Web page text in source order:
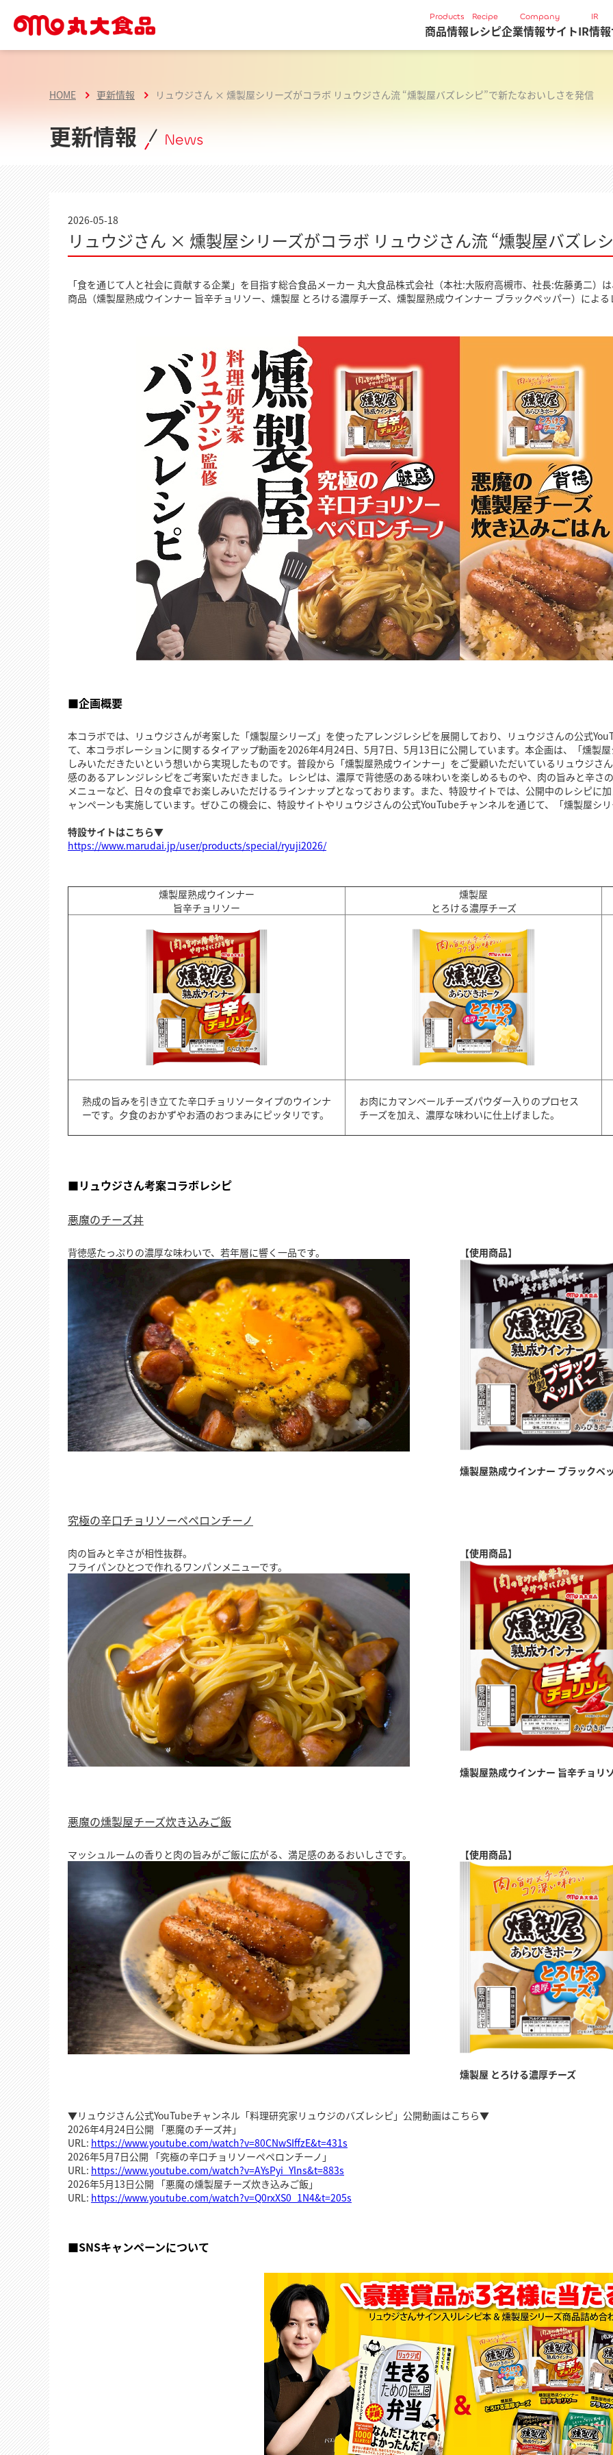
Products
商品情報
Recipe
レシピ
Company
企業情報サイト
IR
IR情報
HOME 更新情報 リュウジさん × 燻製屋シリーズがコラボ リュウジさん流 “燻製屋バズレシピ”で新たなおいしさを発信
更新情報 News
2026-05-18
リュウジさん × 燻製屋シリーズがコラボ リュウジさん流 “燻製屋バズレ
「食を通じて人と社会に貢献する企業」を目指す総合食品メーカー 丸大食品株式会社（本社:大阪府高槻市、社長:佐藤勇二）
商品（燻製屋熟成ウインナー 旨辛チョリソー、燻製屋 とろける濃厚チーズ、燻製屋熟成ウインナー ブラックペッパー）によ
■企画概要
本コラボでは、リュウジさんが考案した「燻製屋シリーズ」を使ったアレンジレシピを展開しており、リュウジさんの公式
て、本コラボレーションに関するタイアップ動画を2026年4月24日、5月7日、5月13日に公開しています。本企画は、「燻製
しみいただきたいという想いから実現したものです。普段から「燻製屋熟成ウインナー」をご愛顧いただいているリュウジさ
感のあるアレンジレシピをご考案いただきました。レシピは、濃厚で背徳感のある味わいを楽しめるものや、肉の旨みと辛さ
メニューなど、日々の食卓でお楽しみいただけるラインナップとなっております。また、特設サイトでは、公開中のレシピに
ャンペーンも実施しています。ぜひこの機会に、特設サイトやリュウジさんの公式YouTubeチャンネルを通じて、「燻製屋シ
特設サイトはこちら▼
https://www.marudai.jp/user/products/special/ryuji2026/
燻製屋熟成ウインナー
旨辛チョリソー
燻製屋
とろける濃厚チーズ
熟成の旨みを引き立てた辛口チョリソータイプのウインナ
ーです。夕食のおかずやお酒のおつまみにピッタリです。
お肉にカマンベールチーズパウダー入りのプロセス
チーズを加え、濃厚な味わいに仕上げました。
■リュウジさん考案コラボレシピ
悪魔のチーズ丼
背徳感たっぷりの濃厚な味わいで、若年層に響く一品です。 【使用商品】
燻製屋熟成ウインナー ブラックペ
究極の辛口チョリソーペペロンチーノ
肉の旨みと辛さが相性抜群。
フライパンひとつで作れるワンパンメニューです。
【使用商品】
燻製屋熟成ウインナー 旨辛チョリ
悪魔の燻製屋チーズ炊き込みご飯
マッシュルームの香りと肉の旨みがご飯に広がる、満足感のあるおいしさです。 【使用商品】
燻製屋 とろける濃厚チーズ
▼リュウジさん公式YouTubeチャンネル「料理研究家リュウジのバズレシピ」公開動画はこちら▼
2026年4月24日公開 「悪魔のチーズ丼」
URL: https://www.youtube.com/watch?v=80CNwSIffzE&t=431s
2026年5月7日公開 「究極の辛口チョリソーペペロンチーノ」
URL: https://www.youtube.com/watch?v=AYsPyi_Ylns&t=883s
2026年5月13日公開 「悪魔の燻製屋チーズ炊き込みご飯」
URL: https://www.youtube.com/watch?v=Q0rxXS0_1N4&t=205s
■SNSキャンペーンについて